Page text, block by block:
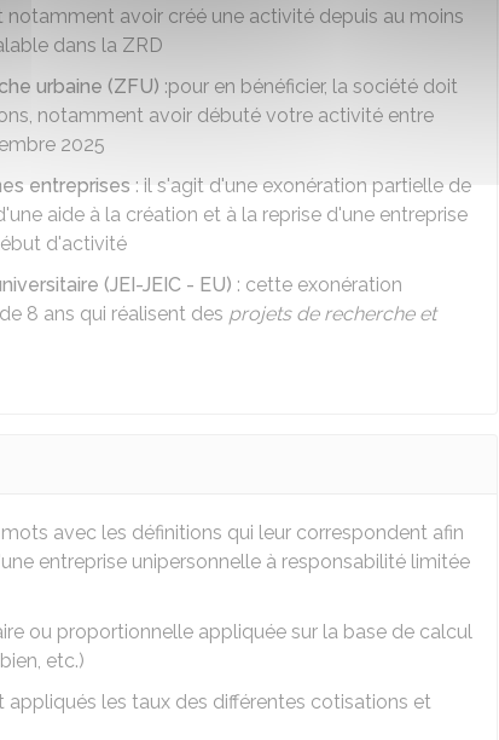
notamment avoir créé une activité depuis au moins
dans la ZRD
urbaine (ZFU) :pour en bénéficier, la société doit
notamment avoir débuté votre activité entre
2025
entreprises : il s'agit d'une exonération partielle de
aide à la création et à la reprise d'une entreprise
d'activité
(JEI-JEIC - EU) : cette exonération
8 ans qui réalisent des projets de recherche et
avec les définitions qui leur correspondent afin
entreprise unipersonnelle à responsabilité limitée
ou proportionnelle appliquée sur la base de calcul
etc.)
appliqués les taux des différentes cotisations et